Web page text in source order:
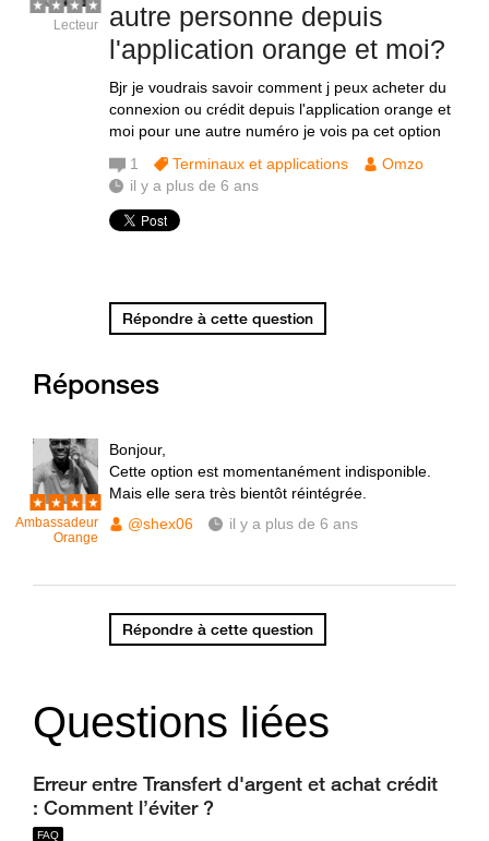
autre personne depuis
l'application orange et moi?
Bjr je voudrais savoir comment j peux acheter du
connexion ou crédit depuis l'application orange et
moi pour une autre numéro je vois pa cet option
Lecteur
1 Terminaux et applications
Omzo
il y a plus de 6 ans
Répondre à cette question
Réponses
Ambassadeur
Orange
Bonjour,
Cette option est momentanément indisponible.
Mais elle sera très bientôt réintégrée.
@shex06
il y a plus de 6 ans
Répondre à cette question
Questions liées
Erreur entre Transfert d'argent et achat crédit
: Comment l’éviter ?